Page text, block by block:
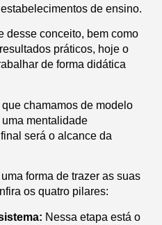
de ensino.
desse conceito, bem como
práticos, hoje o
de forma didática
chamamos de modelo
mentalidade
será o alcance da
forma de trazer as suas
os quatro pilares:
Nessa etapa está o